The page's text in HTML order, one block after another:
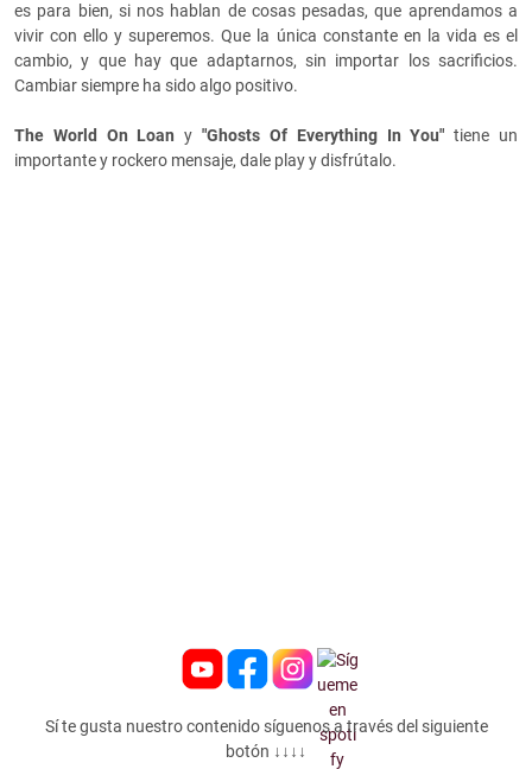
es para bien, si nos hablan de cosas pesadas, que aprendamos a
vivir con ello y superemos. Que la única constante en la vida es el
cambio, y que hay que adaptarnos, sin importar los sacrificios.
Cambiar siempre ha sido algo positivo.
The World On Loany"Ghosts Of Everything In You"tiene un
importante y rockero mensaje, dale play y disfrútalo.
Sí te gusta nuestro contenido síguenos a través del siguiente
botón ↓↓↓↓